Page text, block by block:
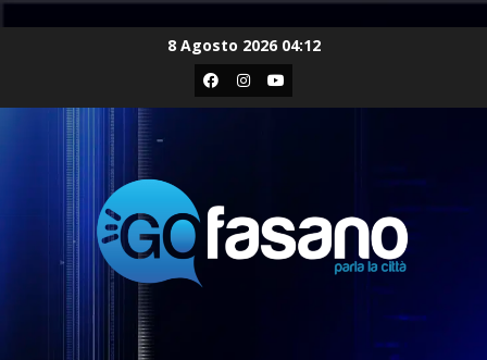
8 Agosto 2026 04:12
Facebook
Instagram
Youtube